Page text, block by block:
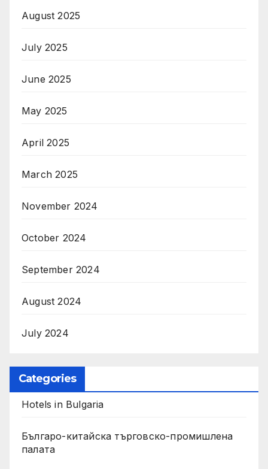
August 2025
July 2025
June 2025
May 2025
April 2025
March 2025
November 2024
October 2024
September 2024
August 2024
July 2024
Categories
Hotels in Bulgaria
Българо-китайска търговско-промишлена
палата